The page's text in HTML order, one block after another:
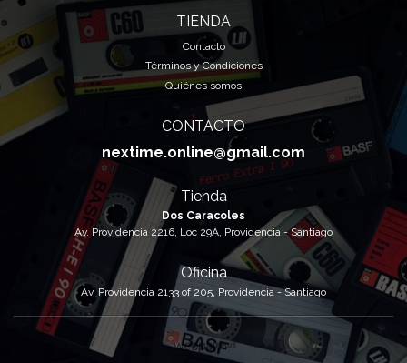
TIENDA
Contacto
Términos y Condiciones
Quiénes somos
CONTACTO
nextime.online@gmail.com
Tienda
Dos Caracoles
Av. Providencia 2216, Loc 29A, Providencia - Santiago
Oficina
Av. Providencia 2133 of 205, Providencia - Santiago